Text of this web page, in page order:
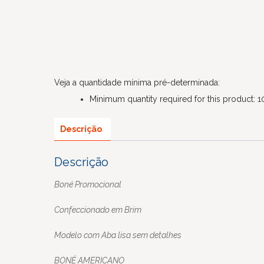
Veja a quantidade mínima pré-determinada:
Minimum quantity required for this product:
Descrição
Descrição
Boné Promocional
Confeccionado em Brim
Modelo com Aba lisa sem detalhes
BONÉ AMERICANO